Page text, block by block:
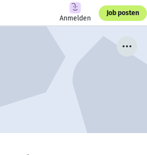
Anmelden
Job posten